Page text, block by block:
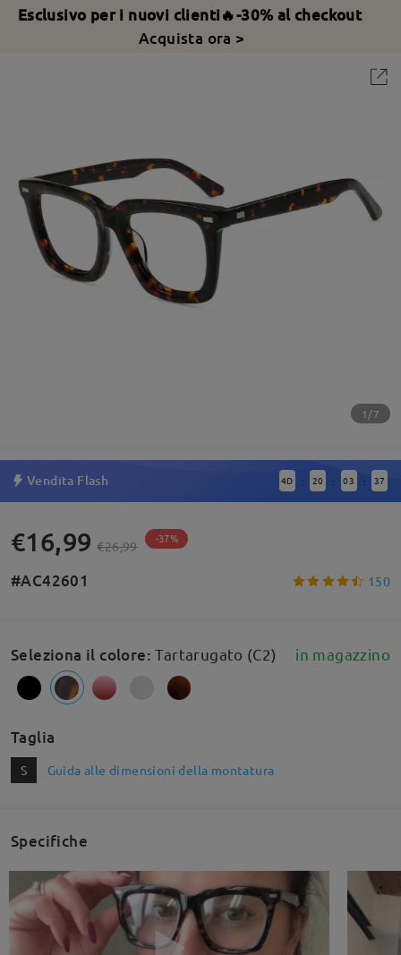
Esclusivo per i nuovi clienti🔥-30% al checkout
Acquista ora >
1/7
Vendita Flash 4D : 20 : 03 : 37
€16,99 €26,99 -37%
#AC42601 150
Seleziona il colore:Tartarugato (C2) in magazzino
Taglia
S Guida alle dimensioni della montatura
Specifiche